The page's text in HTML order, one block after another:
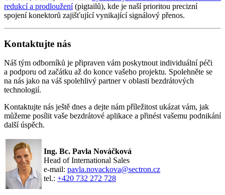
redukcí a prodloužení(pigtailů), kde je naší prioritou precizní
spojeníkonektorů zajišťující vynikající signálový přenos.
Kontaktujte nás
Náš tým odborníků je připraven vám poskytnout individuální péči
a podporu od začátku až do konce vašeho projektu. Spolehněte se
na nás jako na váš spolehlivý partner v oblasti bezdrátových
technologií.
Kontaktujte nás ještě dnes a dejte nám příležitost ukázat vám, jak
můžeme posílit vaše bezdrátové aplikace a přinést vašemu podnikání
další úspěch.
Ing. Bc. Pavla Nováčková
Head of International Sales
e-mail: pavla.novackova@sectron.cz
tel.: +420 732 272 728